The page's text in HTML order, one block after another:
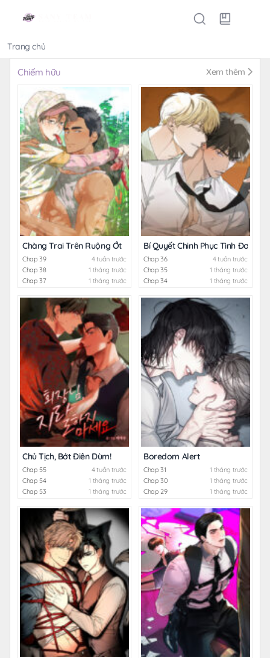
Trang chủ
Chiếm hữu Xem thêm
Chàng Trai Trên Ruộng Ớt
Chap 39
4 tuần trước
Chap 38
1 tháng trước
Chap 37
1 tháng trước
Bí Quyết Chinh Phục Tình Đơn
Chap 36
4 tuần trước
Chap 35
1 tháng trước
Chap 34
1 tháng trước
Chủ Tịch, Bớt Điên Dùm!
Chap 55
4 tuần trước
Chap 54
1 tháng trước
Chap 53
1 tháng trước
Boredom Alert
Chap 31
1 tháng trước
Chap 30
1 tháng trước
Chap 29
1 tháng trước